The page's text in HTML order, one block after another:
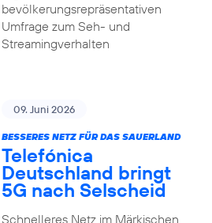
bevölkerungsrepräsentativen
Umfrage zum Seh- und
Streamingverhalten
09. Juni 2026
BESSERES NETZ FÜR DAS SAUERLAND
Telefónica
Deutschland bringt
5G nach Selscheid
Schnelleres Netz im Märkischen